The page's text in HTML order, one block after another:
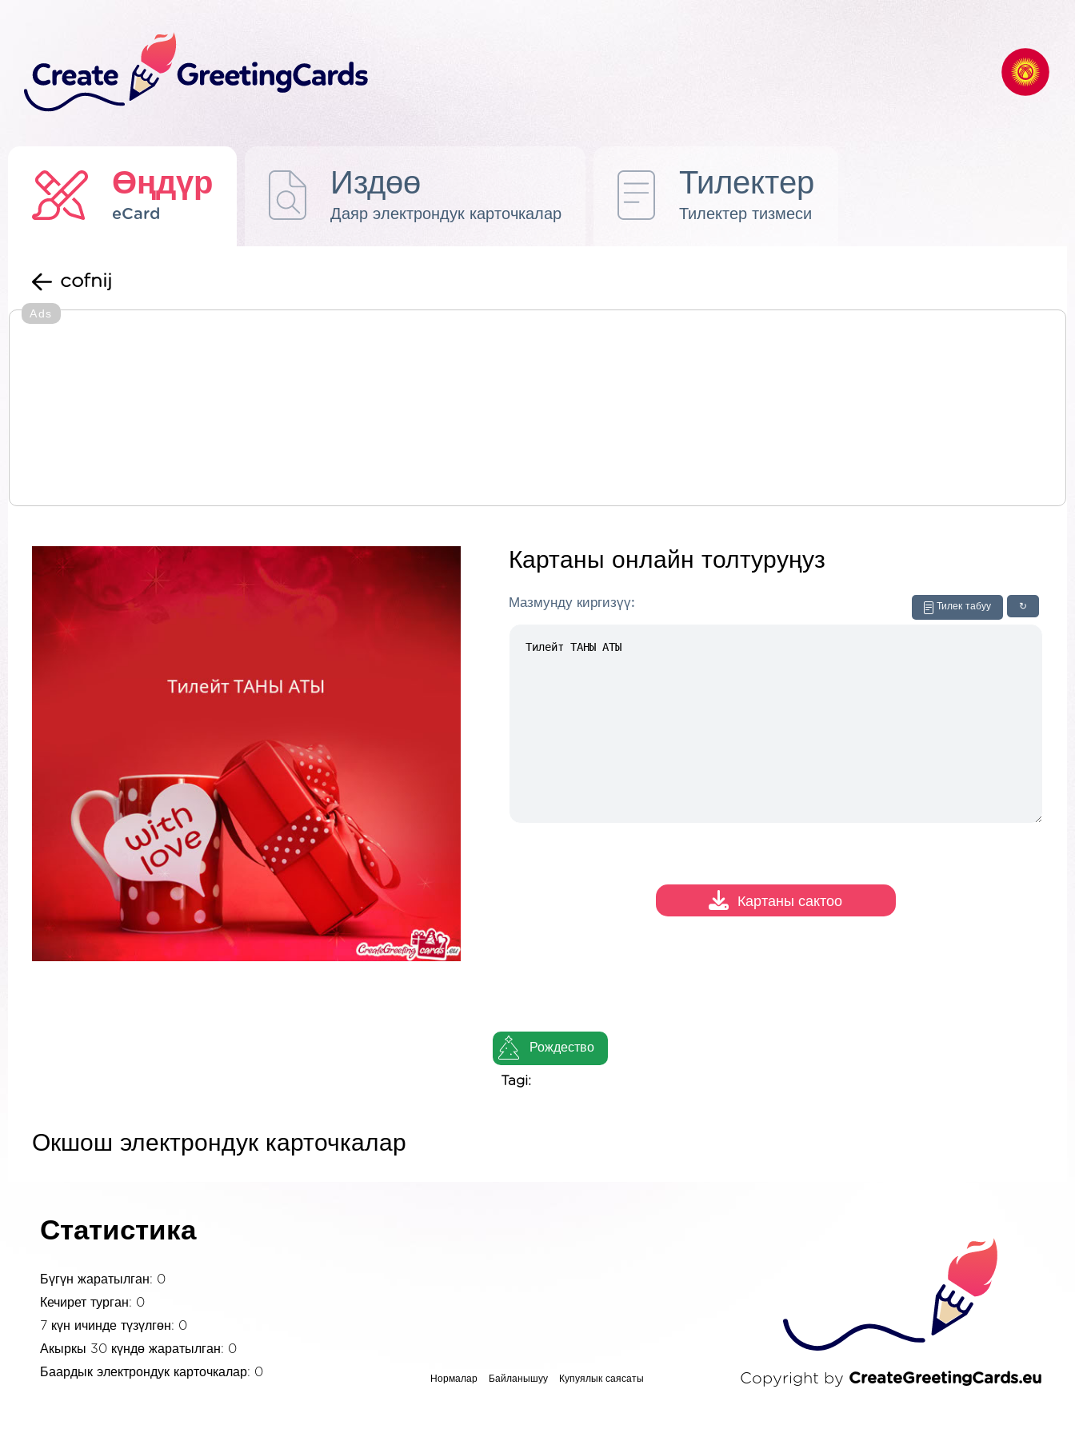
Өңдүр
eCard
Издөө
Даяр электрондук карточкалар
Тилектер
Тилектер тизмеси
cofnij
Ads
Картаны онлайн толтуруңуз
↻
Тилек табуу
Мазмунду киргизүү:
Рождество
Tagi:
Картаны сактоо
Окшош электрондук карточкалар
Статистика
Бүгүн жаратылган: 0
Кечирет турган: 0
7 күн ичинде түзүлгөн: 0
Акыркы 30 күндө жаратылган: 0
Баардык электрондук карточкалар: 0
Нормалар Байланышуу Купуялык саясаты Copyright by CreateGreetingCards.eu